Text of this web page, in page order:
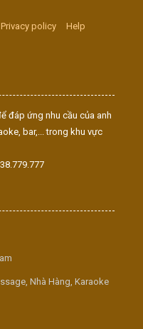
Privacy policy
Help
đáp ứng nhu cầu của anh
bar,... trong khu vực
Nhà Hàng, Karaoke